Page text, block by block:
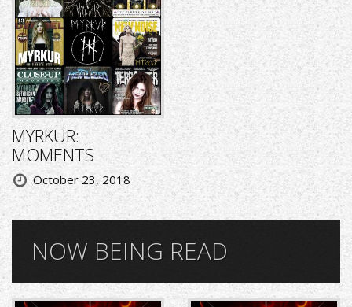
MYRKUR:
MOMENTS
October 23, 2018
NOW BEING READ